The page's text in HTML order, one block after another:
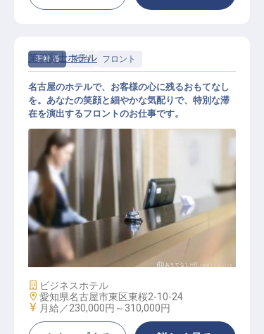
正社員 宿泊 フロント
フロント
第二富士ホテル
名古屋のホテルで、お客様の心に残るおもてなし
を。あなたの笑顔と細やかな気配りで、特別な滞
在を演出するフロントのお仕事です。
施設業態
ビジネスホテル
勤務地
愛知県名古屋市東区東桜2-10-24
給与
月給／230,000円～ 310,000円